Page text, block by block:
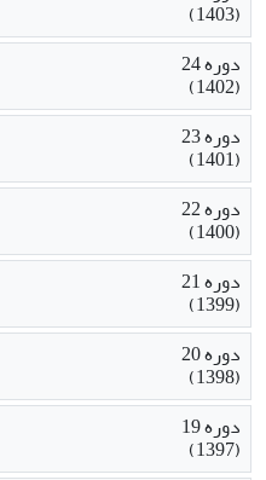
(1403)
دوره 24
(1402)
دوره 23
(1401)
دوره 22
(1400)
دوره 21
(1399)
دوره 20
(1398)
دوره 19
(1397)